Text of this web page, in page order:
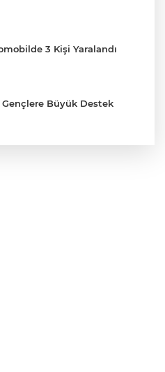
3 Kişi Yaralandı
Büyük Destek